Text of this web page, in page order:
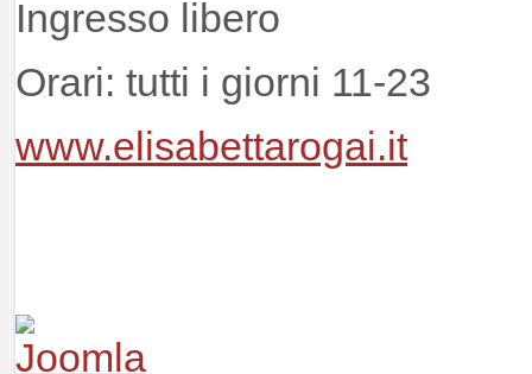
Ingresso libero
Orari: tutti i giorni 11-23
www.elisabettarogai.it